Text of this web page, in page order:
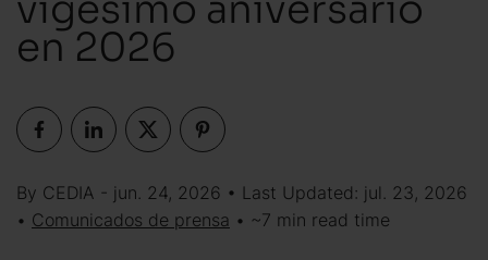
en 2026
By CEDIA - jun. 24, 2026 • Last Updated: jul. 23, 2026
• Comunicados de prensa • ~7 min read time